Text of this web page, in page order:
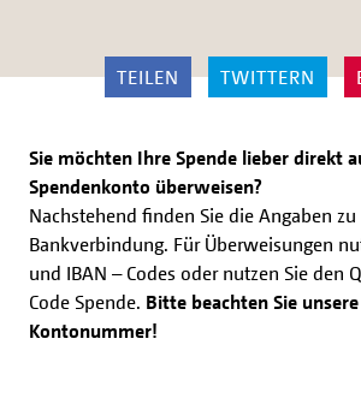
TEILEN TWITTERN
Sie möchten Ihre Spende lieber direkt
Spendenkonto überweisen?
Nachstehend finden Sie die Angaben zu
Bankverbindung. Für Überweisungen
und IBAN – Codes oder nutzen Sie den
Code Spende. Bitte beachten Sie
Kontonummer!